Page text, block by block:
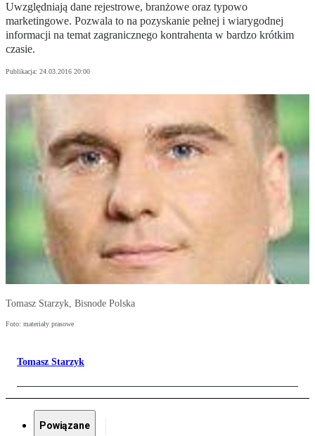
Uwzględniają dane rejestrowe, branżowe oraz typowo
marketingowe. Pozwala to na pozyskanie pełnej i wiarygodnej
informacji na temat zagranicznego kontrahenta w bardzo krótkim
czasie.
Publikacja: 24.03.2016 20:00
Tomasz Starzyk, Bisnode Polska
Foto: materiały prasowe
Tomasz Starzyk
Powiązane